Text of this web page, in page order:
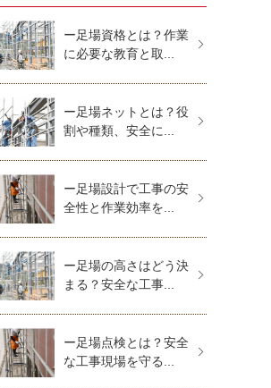
ー足場資格とは？作業
に必要な教育と取...
ー足場ネットとは？役
割や種類、安全に...
ー足場設計で工事の安
全性と作業効率を...
ー足場の高さはどう決
まる？安全な工事...
ー足場点検とは？安全
な工事現場を守る...